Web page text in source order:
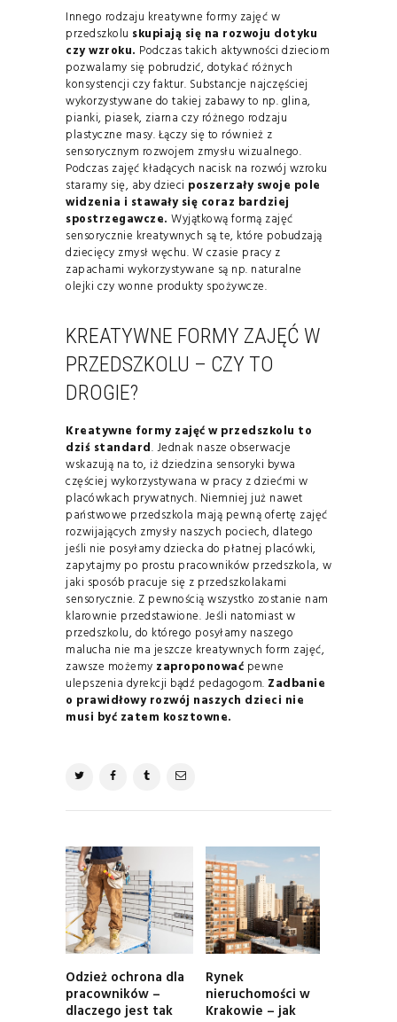
Innego rodzaju kreatywne formy zajęć w
przedszkolu skupiają się na rozwoju dotyku
czy wzroku. Podczas takich aktywności dzieciom
pozwalamy się pobrudzić, dotykać różnych
konsystencji czy faktur. Substancje najczęściej
wykorzystywane do takiej zabawy to np. glina,
pianki, piasek, ziarna czy różnego rodzaju
plastyczne masy. Łączy się to również z
sensorycznym rozwojem zmysłu wizualnego.
Podczas zajęć kładących nacisk na rozwój wzroku
staramy się, aby dzieci poszerzały swoje pole
widzenia i stawały się coraz bardziej
spostrzegawcze. Wyjątkową formą zajęć
sensorycznie kreatywnych są te, które pobudzają
dziecięcy zmysł węchu. W czasie pracy z
zapachami wykorzystywane są np. naturalne
olejki czy wonne produkty spożywcze.
KREATYWNE FORMY ZAJĘĆ W
PRZEDSZKOLU – CZY TO
DROGIE?
Kreatywne formy zajęć w przedszkolu to
dziś standard. Jednak nasze obserwacje
wskazują na to, iż dziedzina sensoryki bywa
częściej wykorzystywana w pracy z dziećmi w
placówkach prywatnych. Niemniej już nawet
państwowe przedszkola mają pewną ofertę zajęć
rozwijających zmysły naszych pociech, dlatego
jeśli nie posyłamy dziecka do płatnej placówki,
zapytajmy po prostu pracowników przedszkola, w
jaki sposób pracuje się z przedszkolakami
sensorycznie. Z pewnością wszystko zostanie nam
klarownie przedstawione. Jeśli natomiast w
przedszkolu, do którego posyłamy naszego
malucha nie ma jeszcze kreatywnych form zajęć,
zawsze możemy zaproponować pewne
ulepszenia dyrekcji bądź pedagogom. Zadbanie
o prawidłowy rozwój naszych dzieci nie
musi być zatem kosztowne.
WPISU
Previous
post:
Odzież ochrona dla
pracowników –
dlaczego jest tak
Next
post:
Rynek
nieruchomości w
Krakowie – jak